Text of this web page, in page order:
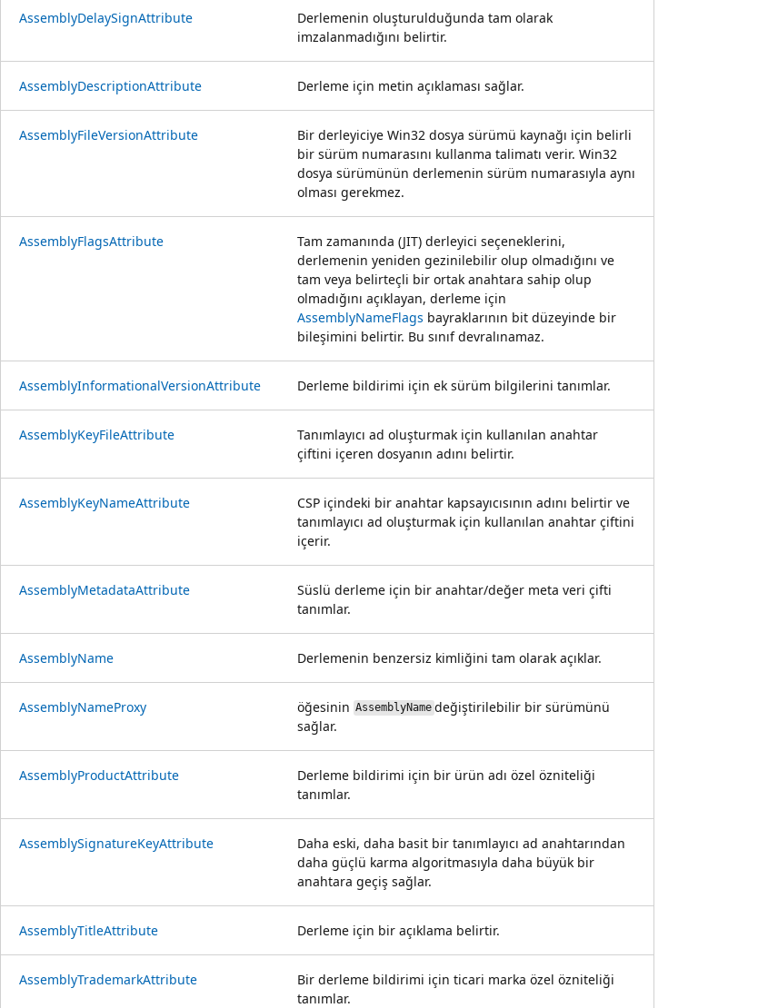
AssemblyDelaySignAttribute
Derlemenin oluşturulduğunda tam olarak
imzalanmadığını belirtir.
AssemblyDescriptionAttribute Derleme için metin açıklaması sağlar.
AssemblyFileVersionAttribute
Bir derleyiciye Win32 dosya sürümü kaynağı için belirli
bir sürüm numarasını kullanma talimatı verir. Win32
dosya sürümünün derlemenin sürüm numarasıyla aynı
olması gerekmez.
AssemblyFlagsAttribute
Tam zamanında (JIT) derleyici seçeneklerini,
derlemenin yeniden gezinilebilir olup olmadığını ve
tam veya belirteçli bir ortak anahtara sahip olup
olmadığını açıklayan, derleme için
AssemblyNameFlags bayraklarının bit düzeyinde bir
bileşimini belirtir. Bu sınıf devralınamaz.
AssemblyInformationalVersionAttribute Derleme bildirimi için ek sürüm bilgilerini tanımlar.
AssemblyKeyFileAttribute
Tanımlayıcı ad oluşturmak için kullanılan anahtar
çiftini içeren dosyanın adını belirtir.
AssemblyKeyNameAttribute
CSP içindeki bir anahtar kapsayıcısının adını belirtir ve
tanımlayıcı ad oluşturmak için kullanılan anahtar çiftini
içerir.
AssemblyMetadataAttribute
Süslü derleme için bir anahtar/değer meta veri çifti
tanımlar.
AssemblyName Derlemenin benzersiz kimliğini tam olarak açıklar.
AssemblyNameProxy öğesinin AssemblyName değiştirilebilir bir sürümünü
sağlar.
AssemblyProductAttribute
Derleme bildirimi için bir ürün adı özel özniteliği
tanımlar.
AssemblySignatureKeyAttribute
Daha eski, daha basit bir tanımlayıcı ad anahtarından
daha güçlü karma algoritmasıyla daha büyük bir
anahtara geçiş sağlar.
AssemblyTitleAttribute Derleme için bir açıklama belirtir.
AssemblyTrademarkAttribute
Bir derleme bildirimi için ticari marka özel özniteliği
tanımlar.